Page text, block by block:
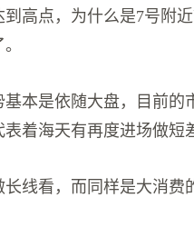
到高点，为什么是7号附
基本是依随大盘，目前的
着海天有再度进场做短
长线看，而同样是大消费